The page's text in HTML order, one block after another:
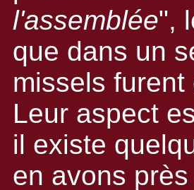
l'assemblée",
que dans un
missels
Leur aspect
il existe
en avons